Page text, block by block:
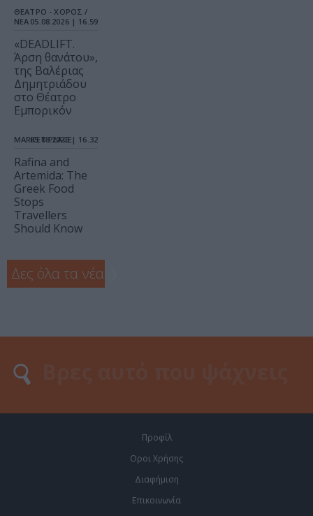
ΘΕΑΤΡΟ - ΧΟΡΟΣ /
ΝΕΑ 05.08.2026 | 16.59
«DEADLIFT.
Άρση θανάτου»,
της Βαλέριας
Δημητριάδου
στο Θέατρο
Εμπορικόν
MARKET PLACE
05.08.2026 | 16.32
Rafina and
Artemida: The
Greek Food
Stops
Travellers
Should Know
Δες όλα τα νέα
Προφίλ
Οροι Χρήσης
Διαφήμιση
Επικοινωνία